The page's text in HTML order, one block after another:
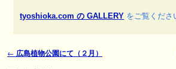
tyoshioka.com の GALLERY をご覧くださ
投稿ナビゲーション
← 広島植物公園にて（２月）